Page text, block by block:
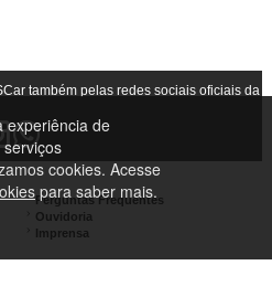
experiência de
cookies. Acesse
para saber mais.
também pelas redes sociais oficiais da
Perguntas Frequentes
Ouvidoria
Imprensa